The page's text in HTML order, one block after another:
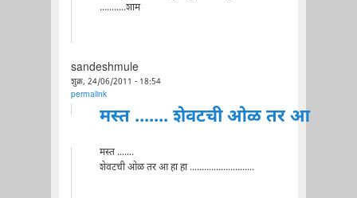
...........शाम
sandeshmule
शुक्र, 24/06/2011 - 18:54
permalink
मस्त ....... शेवटची ओळ तर आ
मस्त .......
शेवटची ओळ तर आ हा हा ...........................